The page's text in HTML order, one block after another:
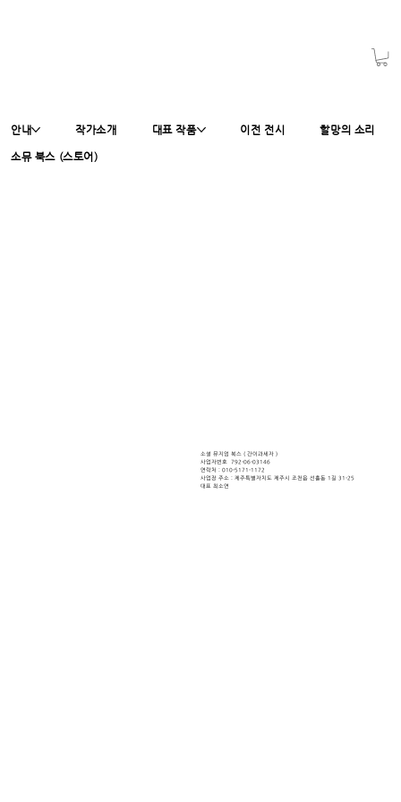
안내 작가소개 대표 작품 이전 전시 할망의 소리
소뮤 북스 (스토어)
소셜 뮤지엄 북스 ( ​간이과세자 )
사업자번호 792-06-03146
연락처 : 010-5171-1172
사업장 주소 : 제주특별자치도 제주시 조천읍 선흘동 1길 31-25
대표 최소연